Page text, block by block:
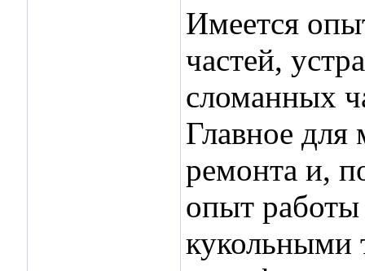
Имеется
частей,
сломанных
Главное для
ремонта и,
опыт
кукольными